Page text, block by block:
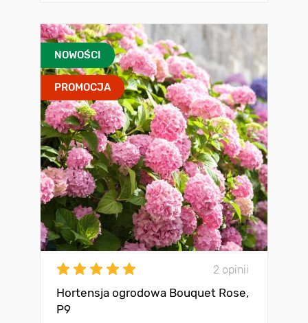
NOWOŚCI
PROMOCJA
2 opinii
Hortensja ogrodowa Bouquet Rose,
P9